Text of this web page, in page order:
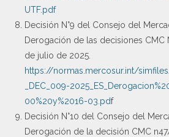
UTF.pdf
Decisión N°9 del Consejo del
Derogación de las decisiones
de julio de 2025.
https://normas.mercosur.int/
_DEC_009-
00%20y%2016-03.pdf
Decisión N°10 del Consejo del
Derogación de la decisión CMC